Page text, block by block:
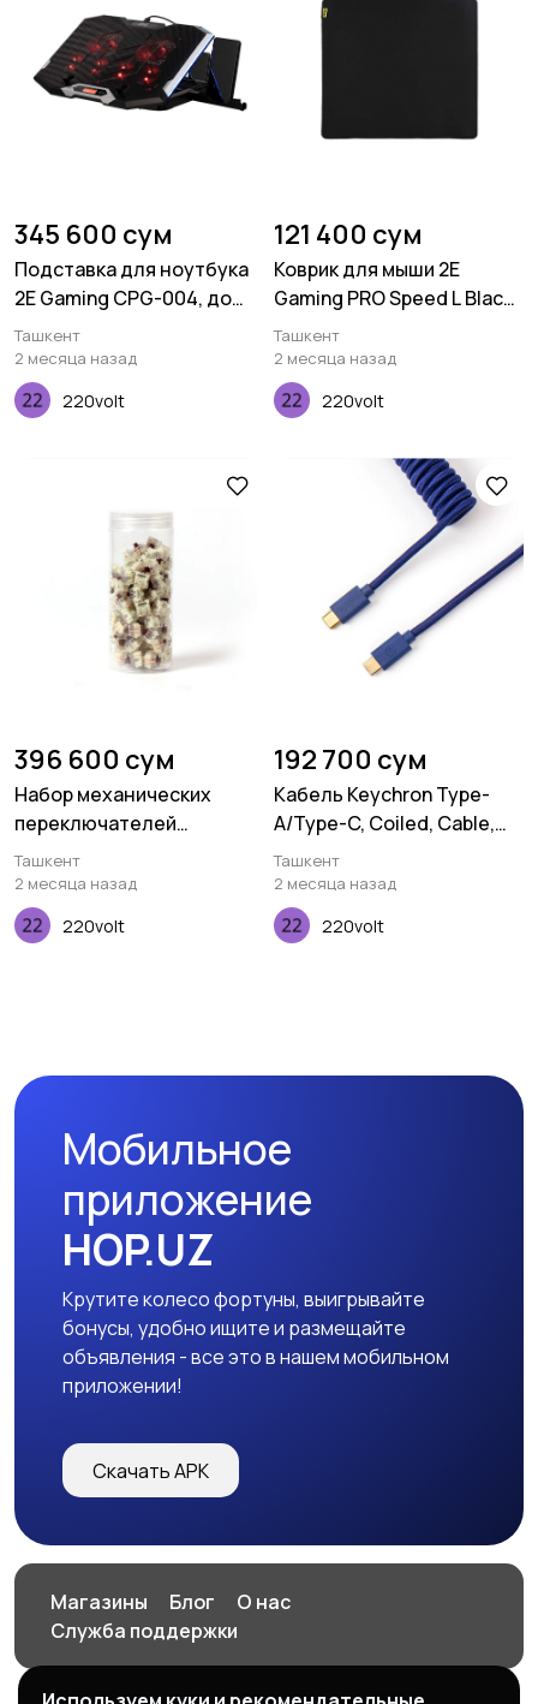
345 600 сум
Подставка для ноутбука
2E Gaming CPG-004, до
15.6", 2xUSB-A, LCD/phone
holder, RGB, чёрный
Ташкент
2 месяца назад
220volt
121 400 сум
Коврик для мыши 2E
Gaming PRO Speed L Black
(450*400*3 мм)
Ташкент
2 месяца назад
220volt
396 600 сум
Набор механических
переключателей
Keychron Gateron Cap, V2
Brown, 110 pcs
Ташкент
2 месяца назад
220volt
192 700 сум
Кабель Keychron Type-
A/Type-C, Coiled, Cable,
Blue
Ташкент
2 месяца назад
220volt
Мобильное
приложение
HOP.UZ
Крутите колесо фортуны, выигрывайте
бонусы, удобно ищите и размещайте
объявления - все это в нашем мобильном
приложении!
Скачать APK
Магазины Блог
О нас
Служба поддержки